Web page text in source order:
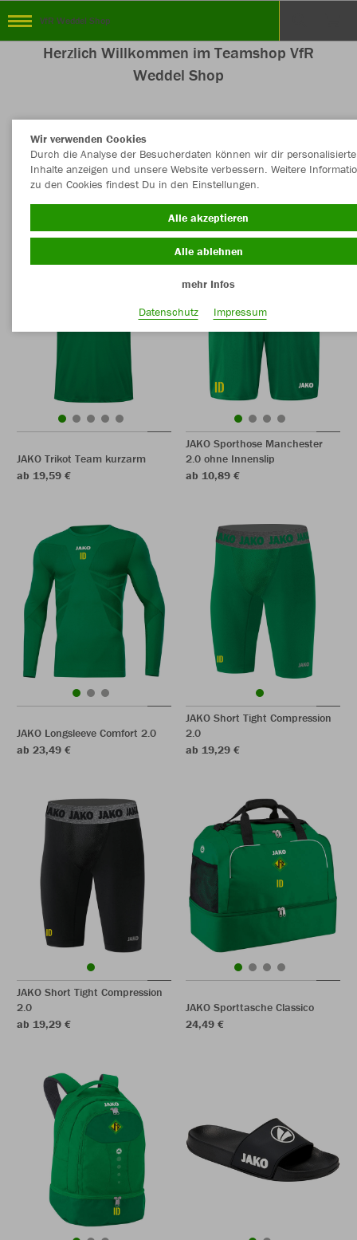
VfR Weddel Shop
Herzlich Willkommen im Teamshop VfR
Weddel Shop
Nachhaltig Farbe
JAKO Trikot Team kurzarm
ab 19,59 €
JAKO Sporthose Manchester
2.0 ohne Innenslip
ab 10,89 €
JAKO Longsleeve Comfort 2.0
ab 23,49 €
JAKO Short Tight Compression
2.0
ab 19,29 €
JAKO Short Tight Compression
2.0
ab 19,29 €
JAKO Sporttasche Classico
24,49 €
Wir verwenden Cookies
Durch die Analyse der Besucherdaten können wir dir personalisierte
Inhalte anzeigen und unsere Website verbessern. Weitere
zu den Cookies findest Du in den Einstellungen.
Alle akzeptieren
Alle ablehnen
mehr Infos
Datenschutz
Impressum